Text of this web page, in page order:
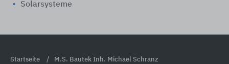
Solarsysteme
Startseite M.S. Bautek Inh. Michael Schranz